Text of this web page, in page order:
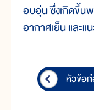
อบอุ่น ซึ่งเกิดขึ้น
อากาศเย็น และแ
หัวข้อ